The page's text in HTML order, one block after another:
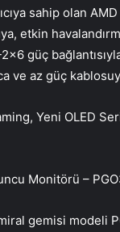
sahip olan
etkin
2×6 güç
ve az güç
Yeni OLED
Monitörü –
gemisi modeli